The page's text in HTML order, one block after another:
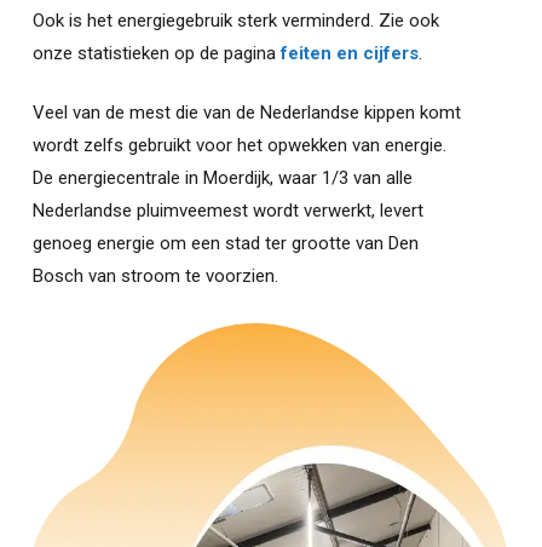
Ook is het energiegebruik sterk verminderd. Zie ook
onze statistieken op de paginafeiten en cijfers.
Veel van de mest die van de Nederlandse kippen komt
wordt zelfs gebruikt voor het opwekken van energie.
De energiecentrale in Moerdijk, waar 1/3 van alle
Nederlandse pluimveemest wordt verwerkt, levert
genoeg energie om een stad ter grootte van Den
Bosch van stroom te voorzien.